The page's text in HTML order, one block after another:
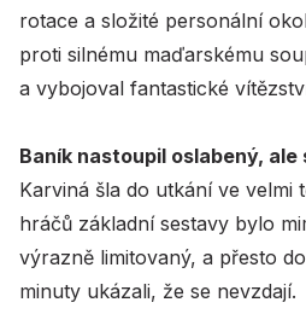
rotace a složité personální
proti silnému maďarskému
a vybojoval fantastické
Baník nastoupil oslabený,
Karviná šla do utkání ve velmi
hráčů základní sestavy bylo
výrazně limitovaný, a přesto
minuty ukázali, že se nevzdají.